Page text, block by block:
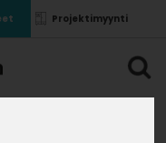
Projektimyynti